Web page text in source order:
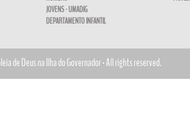
JOVENS - UMADIG
DEPARTAMENTO INFANTIL
de Deus na Ilha do Governador - All rights reserved.